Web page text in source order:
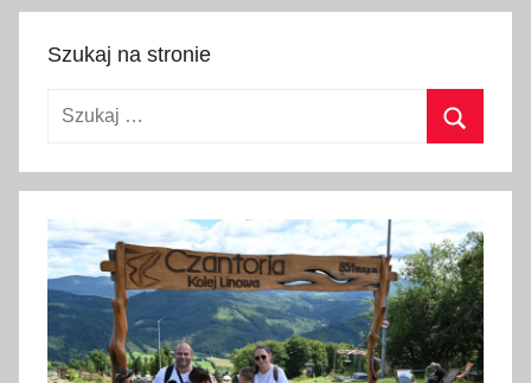
l
u
o
0
1
7
Szukaj na stronie
Szukaj: